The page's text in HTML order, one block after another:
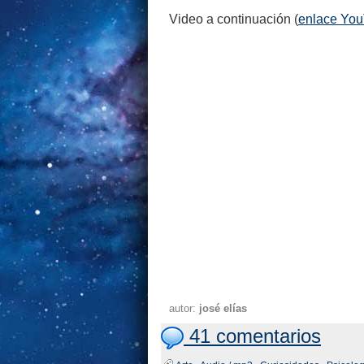
Video a continuación (enlace
autor: josé elías
41 comentarios